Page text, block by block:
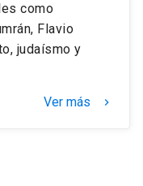
como
Flavio
judaísmo y
Ver más keyboard_arrow_right